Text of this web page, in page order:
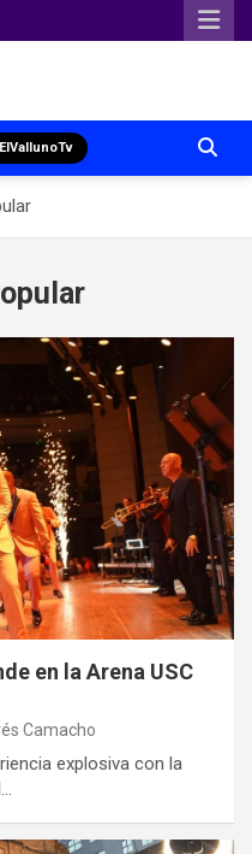
ElVallunoTv
en la Arena USC
Camacho
explosiva con la